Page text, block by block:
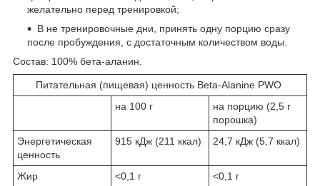
желательно перед тренировкой;
В не тренировочные дни, принять одну порцию сразу
после пробуждения, с достаточным количеством воды.
Состав: 100% бета-аланин.
Питательная (пищевая) ценность Beta-Alanine PWO
на 100 г
на порцию (2,5 г
порошка)
Энергетическая
ценность
915 кДж (211 ккал) 24,7 кДж (5,7 ккал)
Жир <0,1 г
<0,1 г